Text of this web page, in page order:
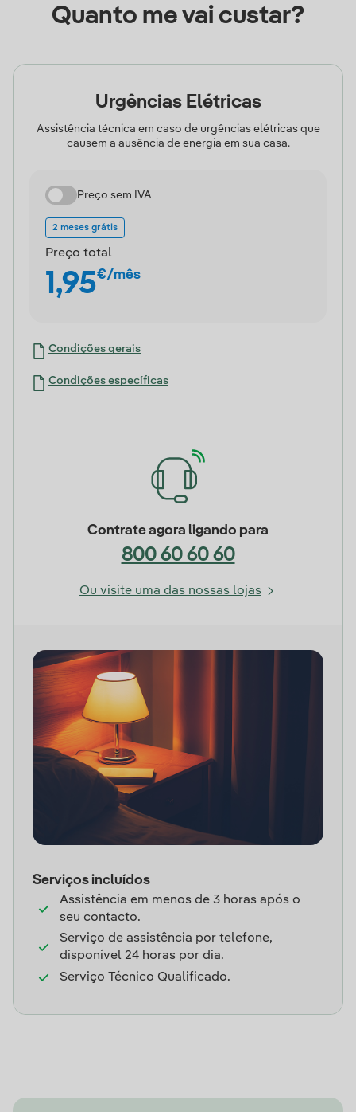
Quanto me vai custar?
Urgências Elétricas
Assistência técnica em caso de urgências elétricas que
causem a ausência de energia em sua casa.
Preço sem IVA
2 meses grátis
Preço total
1,95€/mês
Condições gerais
Condições específicas
Contrate agora ligando para
800 60 60 60
Ou visite uma das nossas lojas
Serviços incluídos
Assistência em menos de 3 horas após o
seu contacto.
Serviço de assistência por telefone,
disponível 24 horas por dia.
Serviço Técnico Qualificado.